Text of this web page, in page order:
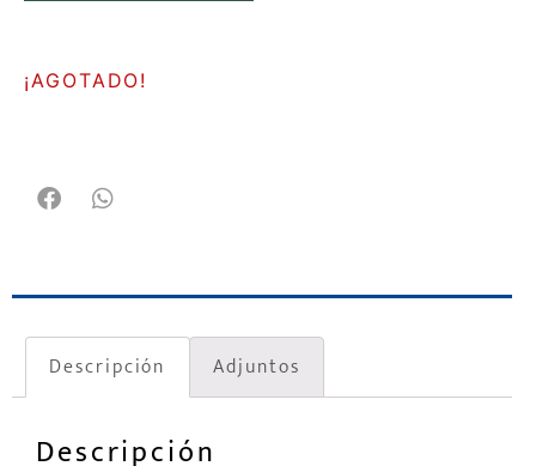
¡AGOTADO!
Descripción Adjuntos
Descripción